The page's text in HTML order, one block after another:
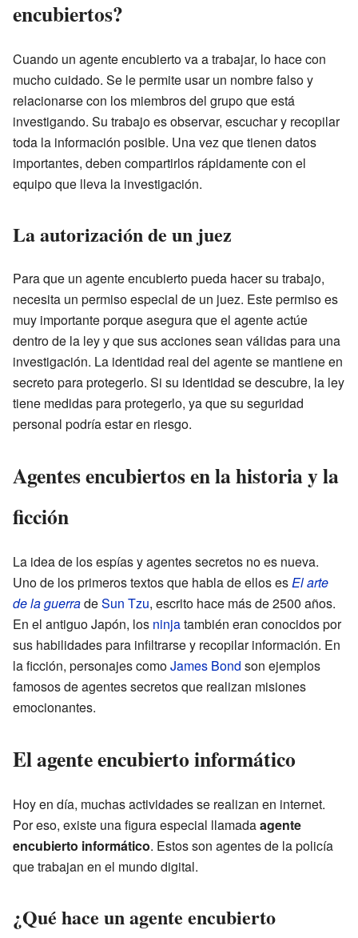
encubiertos?
Cuando un agente encubierto va a trabajar, lo hace con
mucho cuidado. Se le permite usar un nombre falso y
relacionarse con los miembros del grupo que está
investigando. Su trabajo es observar, escuchar y recopilar
toda la información posible. Una vez que tienen datos
importantes, deben compartirlos rápidamente con el
equipo que lleva la investigación.
La autorización de un juez
Para que un agente encubierto pueda hacer su trabajo,
necesita un permiso especial de un juez. Este permiso es
muy importante porque asegura que el agente actúe
dentro de la ley y que sus acciones sean válidas para una
investigación. La identidad real del agente se mantiene en
secreto para protegerlo. Si su identidad se descubre, la ley
tiene medidas para protegerlo, ya que su seguridad
personal podría estar en riesgo.
Agentes encubiertos en la historia y la
ficción
La idea de los espías y agentes secretos no es nueva.
Uno de los primeros textos que habla de ellos esEl arte
de la guerradeSun Tzu, escrito hace más de 2500 años.
En el antiguo Japón, los ninjatambién eran conocidos por
sus habilidades para infiltrarse y recopilar información. En
la ficción, personajes comoJames Bond son ejemplos
famosos de agentes secretos que realizan misiones
emocionantes.
El agente encubierto informático
Hoy en día, muchas actividades se realizan en internet.
Por eso, existe una figura especial llamadaagente
encubierto informático. Estos son agentes de la policía
que trabajan en el mundo digital.
¿Qué hace un agente encubierto